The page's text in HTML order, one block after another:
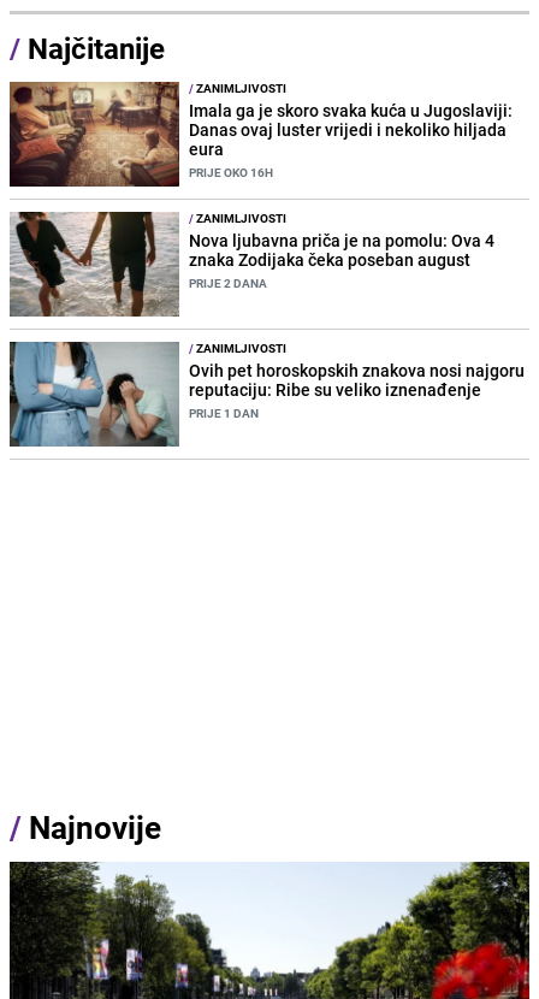
/ Najčitanije
/ZANIMLJIVOSTI
Imala ga je skoro svaka kuća u Jugoslaviji:
Danas ovaj luster vrijedi i nekoliko hiljada
eura
PRIJE OKO 16H
/ZANIMLJIVOSTI
Nova ljubavna priča je na pomolu: Ova 4
znaka Zodijaka čeka poseban august
PRIJE 2 DANA
/ZANIMLJIVOSTI
Ovih pet horoskopskih znakova nosi najgoru
reputaciju: Ribe su veliko iznenađenje
PRIJE 1 DAN
/ Najnovije